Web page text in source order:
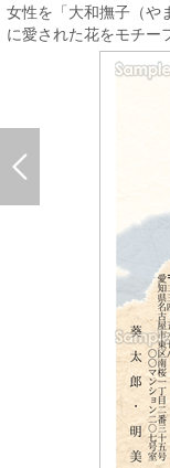
女性を「大和撫子（や
に愛された花をモチー